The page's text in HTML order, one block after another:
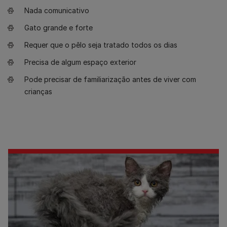
Nada comunicativo
Gato grande e forte
Requer que o pêlo seja tratado todos os dias
Precisa de algum espaço exterior
Pode precisar de familiarização antes de viver com
crianças